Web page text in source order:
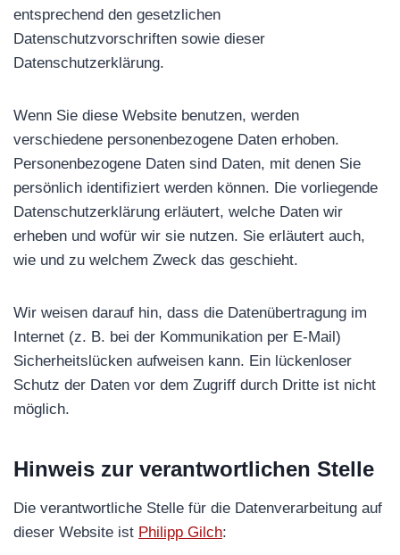
entsprechend den gesetzlichen
Datenschutzvorschriften sowie dieser
Datenschutzerklärung.
Wenn Sie diese Website benutzen, werden
verschiedene personenbezogene Daten erhoben.
Personenbezogene Daten sind Daten, mit denen Sie
persönlich identifiziert werden können. Die vorliegende
Datenschutzerklärung erläutert, welche Daten wir
erheben und wofür wir sie nutzen. Sie erläutert auch,
wie und zu welchem Zweck das geschieht.
Wir weisen darauf hin, dass die Datenübertragung im
Internet (z. B. bei der Kommunikation per E-Mail)
Sicherheitslücken aufweisen kann. Ein lückenloser
Schutz der Daten vor dem Zugriff durch Dritte ist nicht
möglich.
Hinweis zur verantwortlichen Stelle
Die verantwortliche Stelle für die Datenverarbeitung auf
dieser Website ist Philipp Gilch: